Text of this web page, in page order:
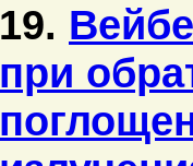
19.
при